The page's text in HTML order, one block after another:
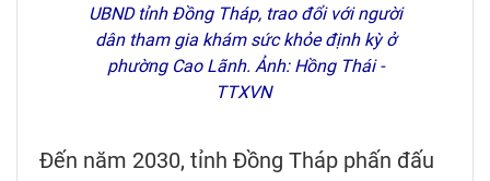
UBND tỉnh Đồng Tháp, trao đổi với người
dân tham gia khám sức khỏe định kỳ ở
phường Cao Lãnh. Ảnh: Hồng Thái -
TTXVN
Đến năm 2030, tỉnh Đồng Tháp phấn đấu